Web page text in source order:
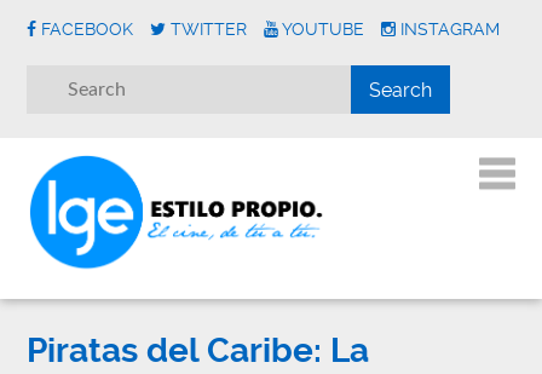
FACEBOOK TWITTER YOUTUBE INSTAGRAM
Piratas del Caribe: La